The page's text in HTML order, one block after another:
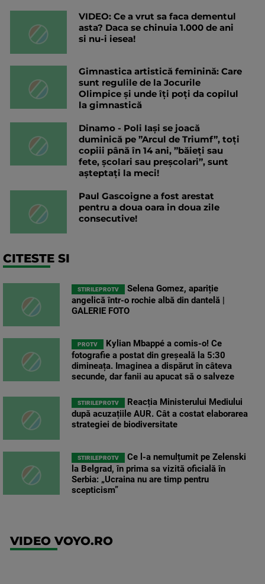
VIDEO: Ce a vrut sa faca dementul
asta? Daca se chinuia 1.000 de ani
si nu-i iesea!
Gimnastica artistică feminină: Care
sunt regulile de la Jocurile
Olimpice și unde îți poți da copilul
la gimnastică
Dinamo - Poli Iași se joacă
duminică pe ”Arcul de Triumf”, toți
copiii până în 14 ani, ”băieți sau
fete, școlari sau preșcolari”, sunt
așteptați la meci!
Paul Gascoigne a fost arestat
pentru a doua oara in doua zile
consecutive!
CITESTE SI
STIRILEPROTV
Selena Gomez, apariție
angelică într-o rochie albă din dantelă |
GALERIE FOTO
PROTV
Kylian Mbappé a comis-o! Ce
fotografie a postat din greșeală la 5:30
dimineața. Imaginea a dispărut în câteva
secunde, dar fanii au apucat să o salveze
STIRILEPROTV
Reacția Ministerului Mediului
după acuzațiile AUR. Cât a costat elaborarea
strategiei de biodiversitate
STIRILEPROTV
Ce l-a nemulțumit pe Zelenski
la Belgrad, în prima sa vizită oficială în
Serbia: „Ucraina nu are timp pentru
scepticism”
VIDEO VOYO.RO